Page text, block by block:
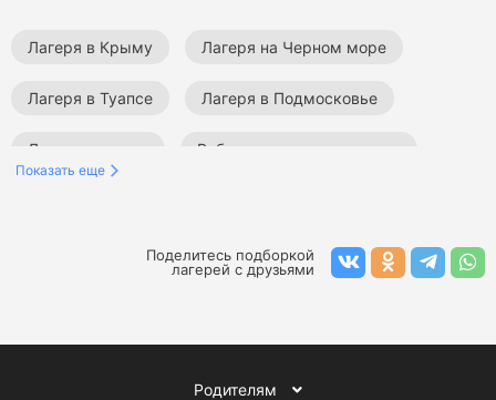
Лагеря в Крыму Лагеря на Черном море
Лагеря в Туапсе Лагеря в Подмосковье
Лагеря на море Робототехнические лагеря
Спортивные лагеря Языковые лагеря
Показать еще
Поделитесь подборкой
лагерей с друзьями
Родителям